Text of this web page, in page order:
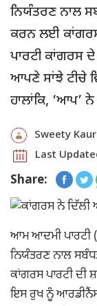
ਨਿਯੰਤਰਣ ਨਾਲ
ਕਰਨ ਲਈ ਕਾਂਗਰਸ
ਪਾਰਟੀ ਕਾਂਗਰਸ
ਆਪਣੇ ਸਾਂਝੇ ਟੀਚੇ
ਹਾਲਾਂਕਿ,
Sweety Kaur
Last
Share:
ਆਮ ਆਦਮੀ ਪਾਰਟੀ
ਨਿਯੰਤਰਣ ਨਾਲ
ਕਾਂਗਰਸ ਪਾਰਟੀ ਦੀ
ਇਸ ਰੁਖ ਨੂੰ